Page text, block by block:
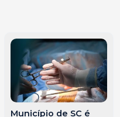
Município de SC é